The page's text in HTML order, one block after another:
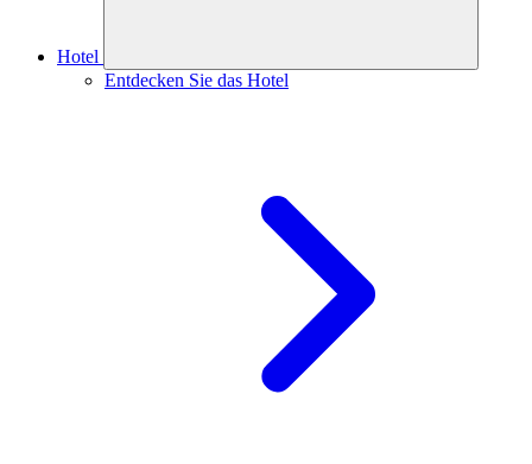
Hotel
Entdecken Sie das Hotel